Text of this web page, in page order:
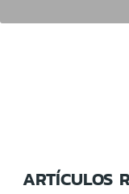
ARTÍCULOS